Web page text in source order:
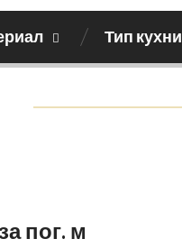
Тип кухни
пог. м